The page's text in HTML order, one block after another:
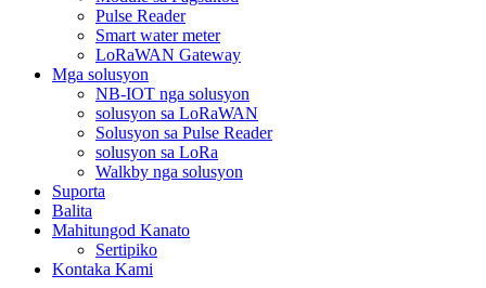
Pulse Reader
Smart water meter
LoRaWAN Gateway
Mga solusyon
NB-IOT nga solusyon
solusyon sa LoRaWAN
Solusyon sa Pulse Reader
solusyon sa LoRa
Walkby nga solusyon
Suporta
Balita
Mahitungod Kanato
Sertipiko
Kontaka Kami